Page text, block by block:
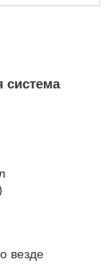
система
везде